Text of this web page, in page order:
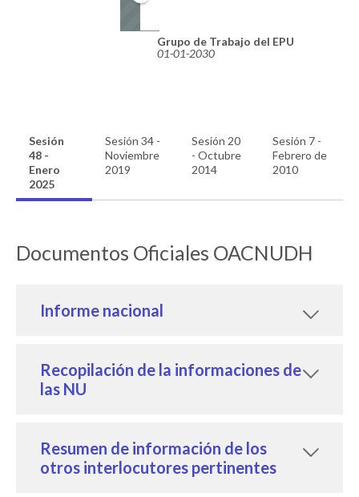
Grupo de Trabajo del EPU
01-01-2030
Sesión
48 -
Enero
2025
Sesión 34 -
Noviembre
2019
Sesión 20
- Octubre
2014
Sesión 7 -
Febrero de
2010
Documentos Oficiales OACNUDH
Informe nacional
Recopilación de la informaciones de
las NU
Resumen de información de los
otros interlocutores pertinentes